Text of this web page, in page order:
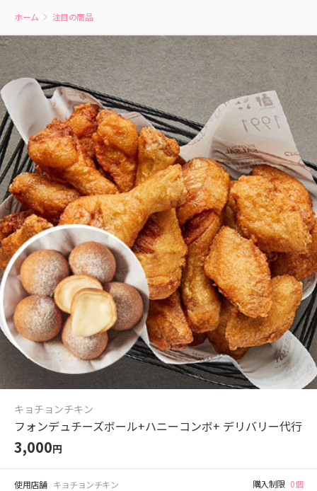
ホーム 注目の商品
キョチョンチキン
フォンデュチーズボール+ハニーコンボ+ デリバリー代行
3,000円
使用店舗 キョチョンチキン 0個
購入制限